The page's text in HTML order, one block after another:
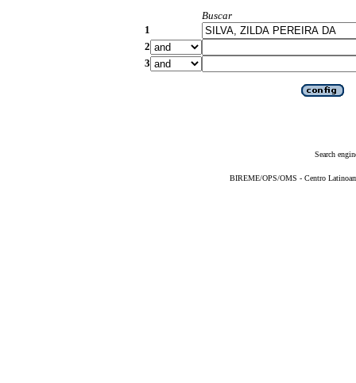
Buscar
1
2
3
Search
BIREME/OPS/OMS - Centro